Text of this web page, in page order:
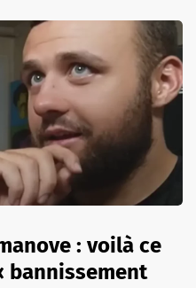
: voilà ce
bannissement